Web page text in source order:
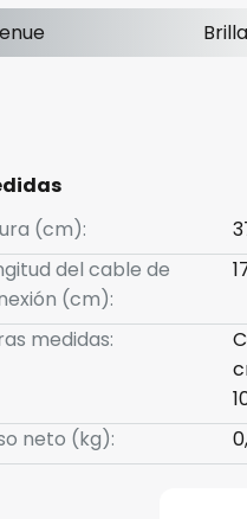
(cm):
del cable de
(cm):
medidas:
neto (kg):